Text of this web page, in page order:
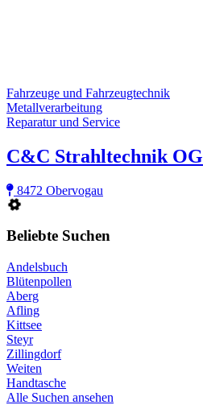
Fahrzeuge und Fahrzeugtechnik
Metallverarbeitung
Reparatur und Service
C&C Strahltechnik OG
8472 Obervogau
Beliebte Suchen
Andelsbuch
Blütenpollen
Aberg
Afling
Kittsee
Steyr
Zillingdorf
Weiten
Handtasche
Alle Suchen ansehen